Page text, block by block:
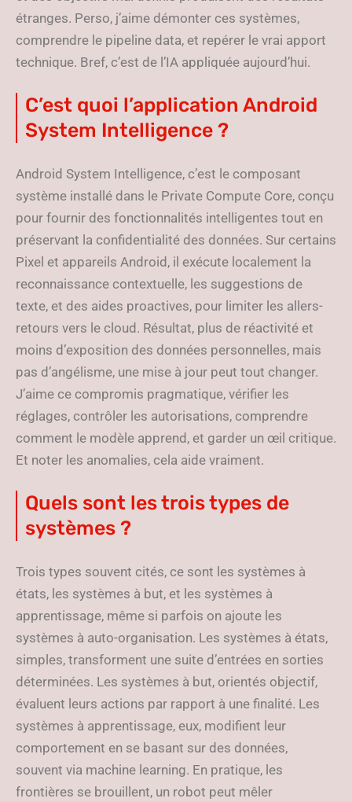
étranges. Perso, j’aime démonter ces systèmes,
comprendre le pipeline data, et repérer le vrai apport
technique. Bref, c’est de l’IA appliquée aujourd’hui.
C’est quoi l’application Android
System Intelligence ?
Android System Intelligence, c’est le composant
système installé dans le Private Compute Core, conçu
pour fournir des fonctionnalités intelligentes tout en
préservant la confidentialité des données. Sur certains
Pixel et appareils Android, il exécute localement la
reconnaissance contextuelle, les suggestions de
texte, et des aides proactives, pour limiter les allers-
retours vers le cloud. Résultat, plus de réactivité et
moins d’exposition des données personnelles, mais
pas d’angélisme, une mise à jour peut tout changer.
J’aime ce compromis pragmatique, vérifier les
réglages, contrôler les autorisations, comprendre
comment le modèle apprend, et garder un œil critique.
Et noter les anomalies, cela aide vraiment.
Quels sont les trois types de
systèmes ?
Trois types souvent cités, ce sont les systèmes à
états, les systèmes à but, et les systèmes à
apprentissage, même si parfois on ajoute les
systèmes à auto-organisation. Les systèmes à états,
simples, transforment une suite d’entrées en sorties
déterminées. Les systèmes à but, orientés objectif,
évaluent leurs actions par rapport à une finalité. Les
systèmes à apprentissage, eux, modifient leur
comportement en se basant sur des données,
souvent via machine learning. En pratique, les
frontières se brouillent, un robot peut mêler